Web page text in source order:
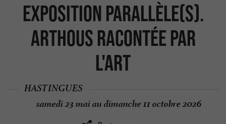
Exposition Parallèle(s).
Arthous racontée par
l'Art
HASTINGUES
samedi 23 mai au dimanche 11 octobre 2026